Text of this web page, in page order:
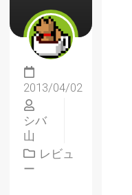
2013/04/02
シバ
山
レビュ
ー